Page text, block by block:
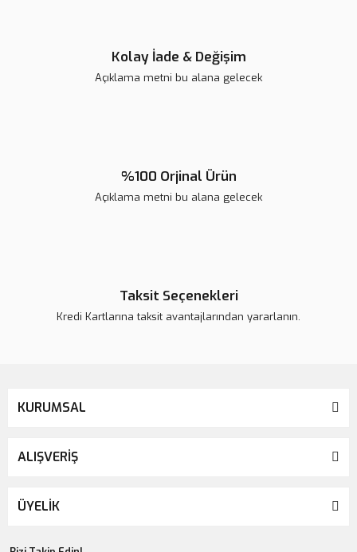
Kolay İade & Değişim
Açıklama metni bu alana gelecek
%100 Orjinal Ürün
Açıklama metni bu alana gelecek
Taksit Seçenekleri
Kredi Kartlarına taksit avantajlarından yararlanın.
KURUMSAL
ALIŞVERİŞ
ÜYELİK